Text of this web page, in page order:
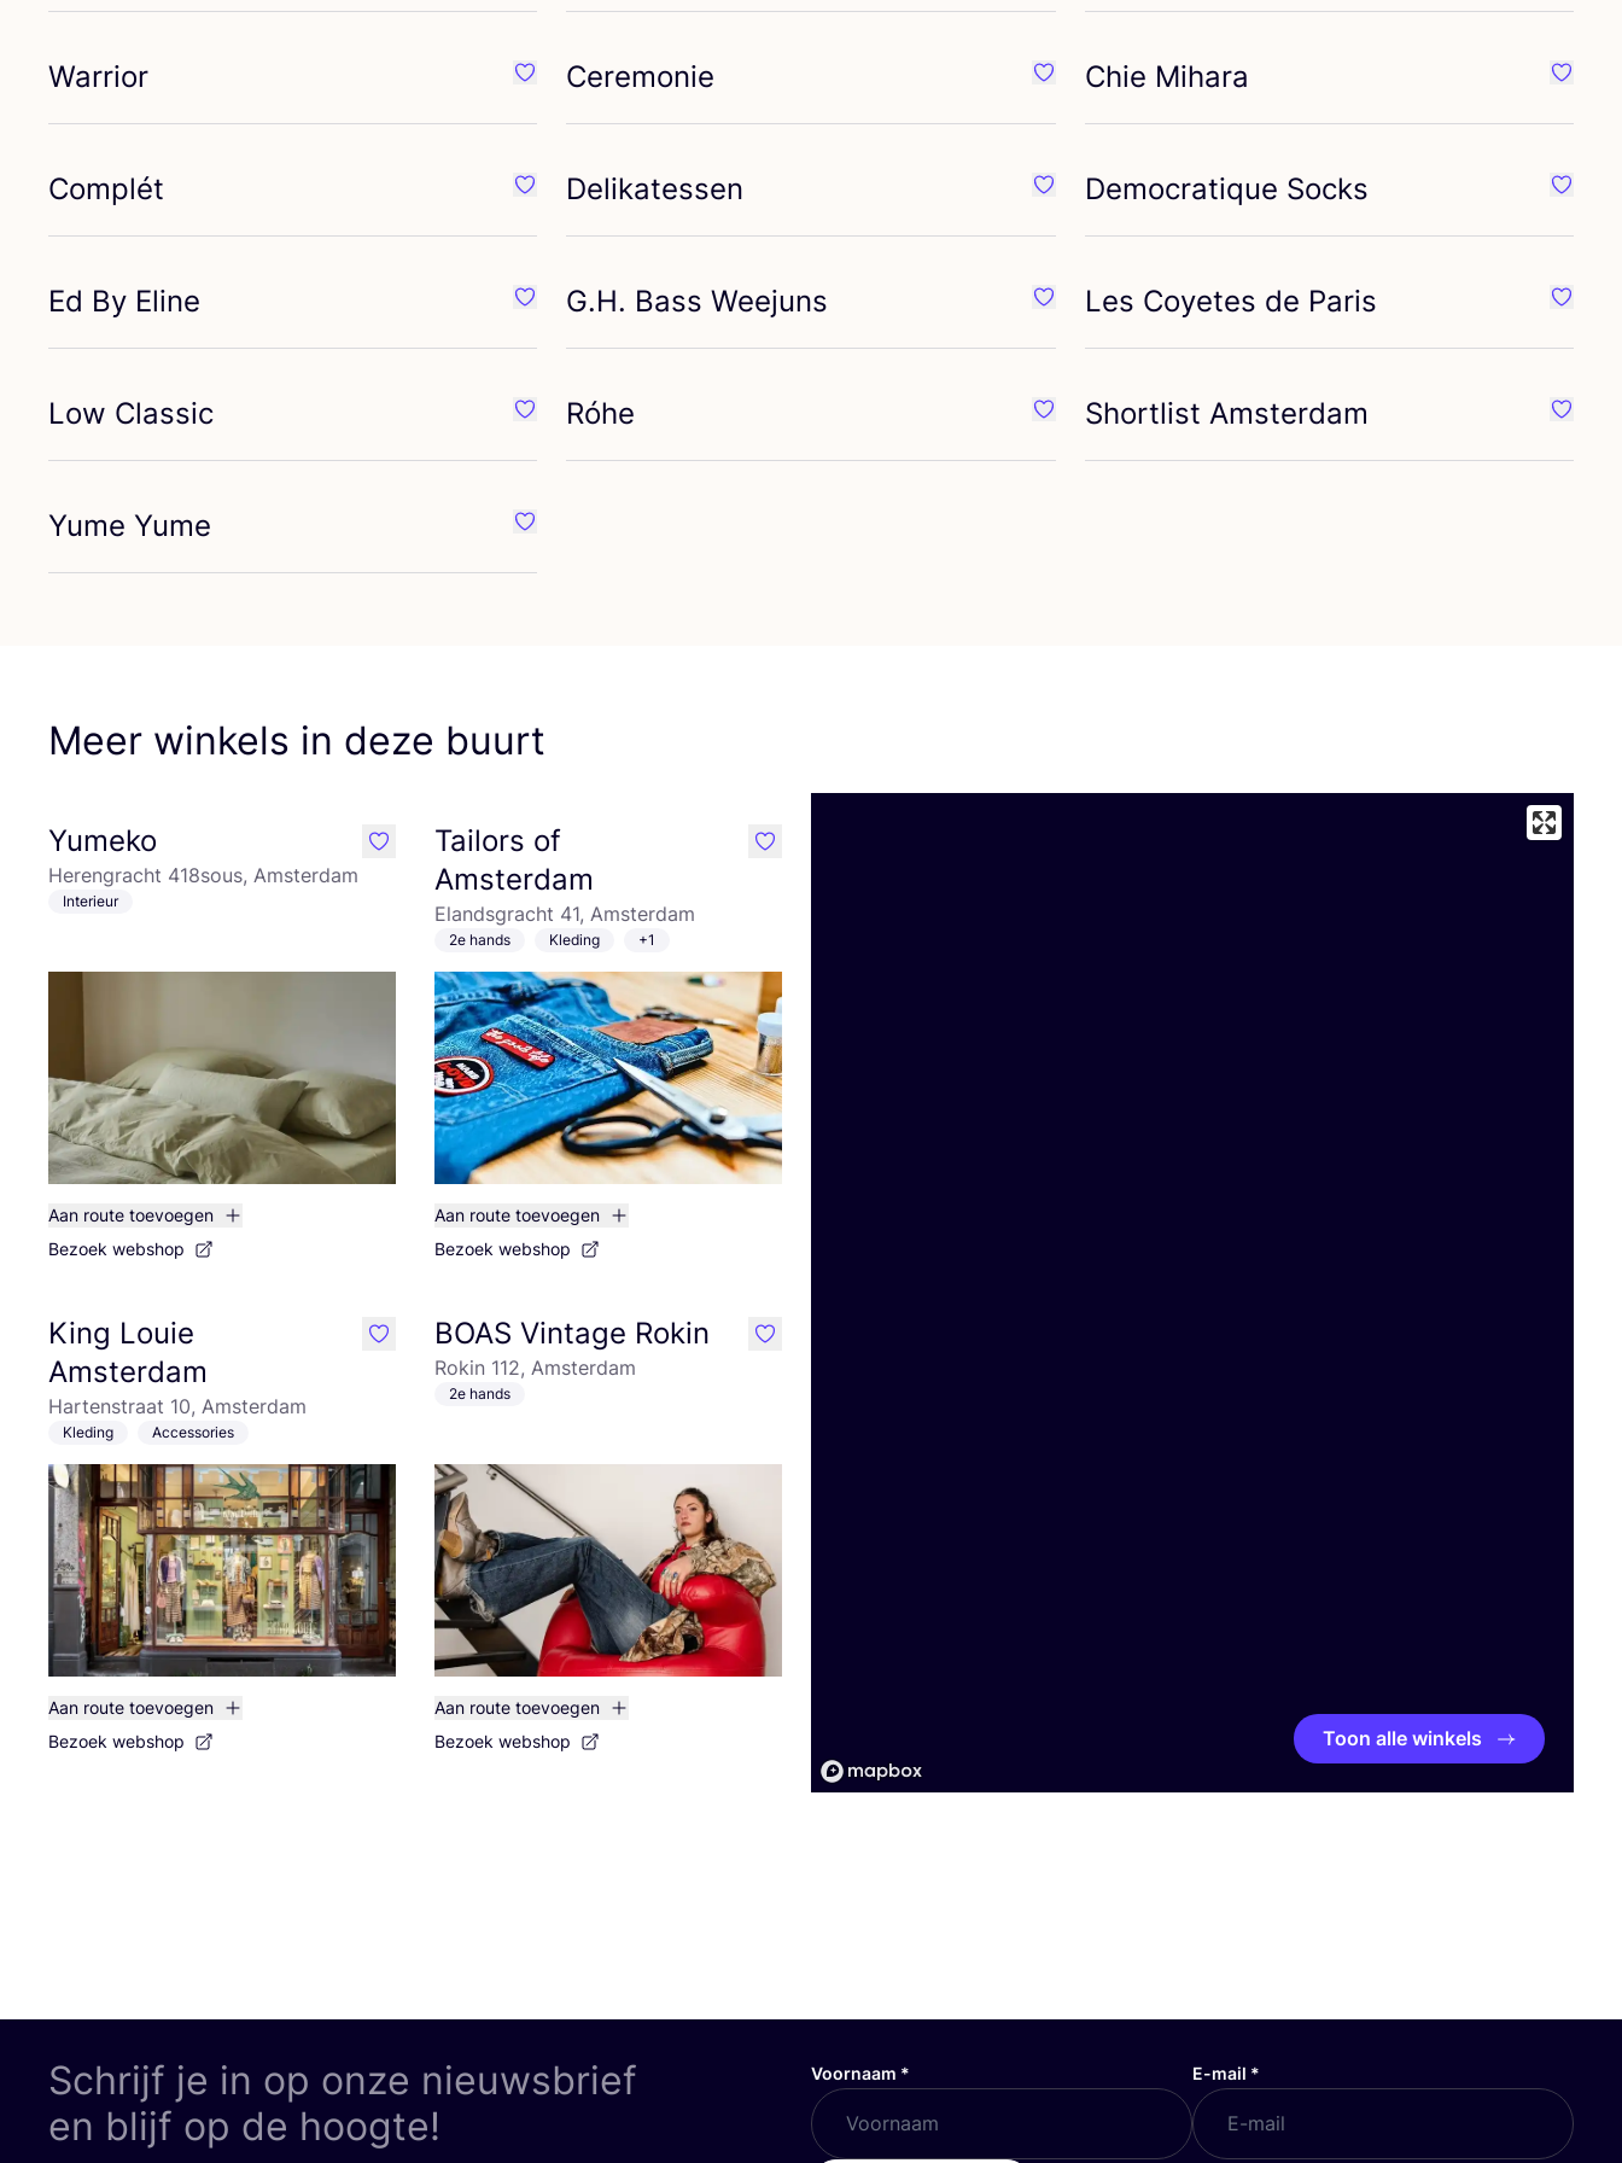
Warrior Favoriete {naam}
Ceremonie Favoriete {naam}
Chie Mihara
Complét Favoriete {naam}
Delikatessen Favoriete {naam}
Democratique Socks
Ed By Eline Favoriete {naam}
G.H. Bass Weejuns Favoriete {naam}
Les Coyetes de Paris
Low Classic Favoriete {naam}
Róhe Favoriete {naam}
Shortlist Amsterdam
Yume Yume Favoriete {naam}
Meer winkels in deze buurt
Yumeko
Herengracht 418sous, Amsterdam
Interieur
Aan route toevoegen
Bezoek webshop
like
Tailors of
Amsterdam
Elandsgracht 41, Amsterdam
2e hands Kleding +1
Aan route toevoegen
Bezoek webshop
like
King Louie
Amsterdam
Hartenstraat 10, Amsterdam
Kleding Accessories
Aan route toevoegen
Bezoek webshop
like BOAS Vintage Rokin
Rokin 112, Amsterdam
2e hands
Aan route toevoegen
Bezoek webshop
like
Toon alle winkels
Schrijf je in op onze nieuwsbrief
en blijf op de hoogte!
Voornaam * E-mail *